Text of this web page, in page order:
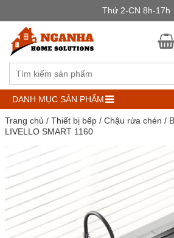
Thứ 2-CN 8h-17h
DANH MỤC SẢN PHẨM
Trang chủ / Thiết bị bếp/ Chậu rửa chén /
LIVELLO SMART 1160